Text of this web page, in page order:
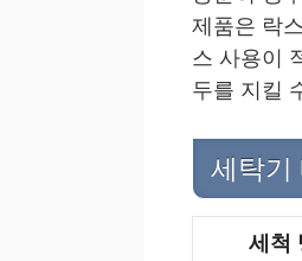
제품은 락
스 사용이
두를 지킬
세탁기
세척